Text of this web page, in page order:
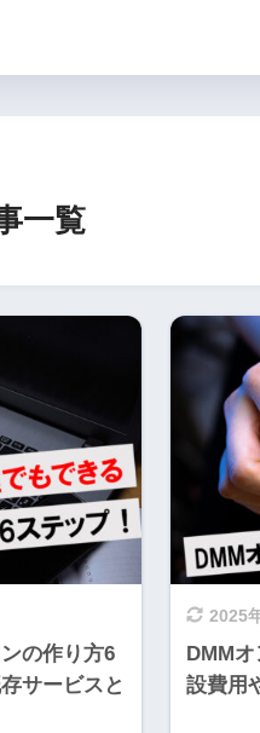
一覧
の作り方6
サービスと
2025
DMM
設費用